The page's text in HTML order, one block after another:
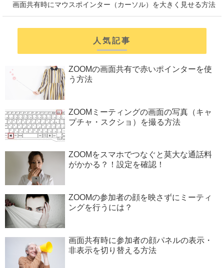
画面共有時にマウスポインター（カーソル）を大きく見せる方法
人気記事
ZOOMの画面共有で赤いポインターを使
う方法
ZOOMミーティングの画面の写真（キャ
プチャ・スクショ）を撮る方法
ZOOMをスマホでつなぐと莫大な通話料
がかかる？！設定を確認！
ZOOMの参加者の顔を映さずにミーティ
ングを行うには？
画面共有時に参加者の顔パネルの表示・
非表示を切り替える方法